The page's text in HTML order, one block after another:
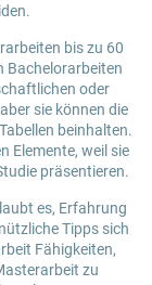
bis zu 60
Bachelorarbeiten
oder
sie können die
beinhalten.
Elemente, weil sie
präsentieren.
es, Erfahrung
Tipps sich
Fähigkeiten,
zu